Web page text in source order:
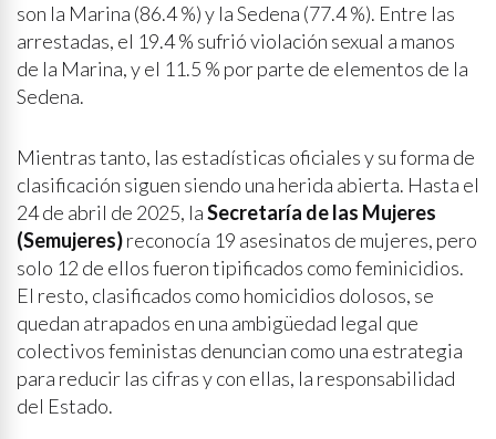
son la Marina (86.4 %) y la Sedena (77.4 %). Entre las
arrestadas, el 19.4 % sufrió violación sexual a manos
de la Marina, y el 11.5 % por parte de elementos de la
Sedena.
Mientras tanto, las estadísticas oficiales y su forma de
clasificación siguen siendo una herida abierta. Hasta el
24 de abril de 2025, laSecretaría de las Mujeres
(Semujeres)reconocía 19 asesinatos de mujeres, pero
solo 12 de ellos fueron tipificados como feminicidios.
El resto, clasificados como homicidios dolosos, se
quedan atrapados en una ambigüedad legal que
colectivos feministas denuncian como una estrategia
para reducir las cifras y con ellas, la responsabilidad
del Estado.